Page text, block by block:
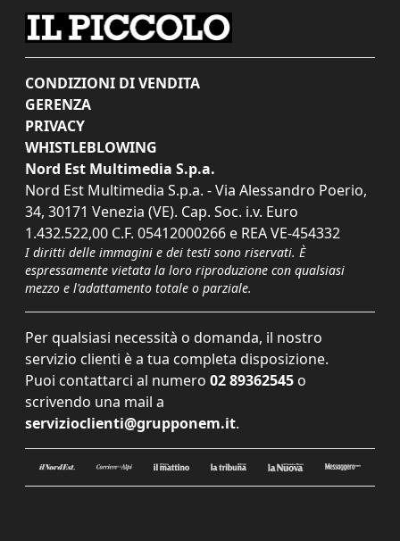
CONDIZIONI DI VENDITA
GERENZA
PRIVACY
WHISTLEBLOWING
Nord Est Multimedia S.p.a.
Nord Est Multimedia S.p.a. - Via Alessandro Poerio,
34, 30171 Venezia (VE). Cap. Soc. i.v. Euro
1.432.522,00 C.F. 05412000266 e REA VE-454332
I diritti delle immagini e dei testi sono riservati. È
espressamente vietata la loro riproduzione con qualsiasi
mezzo e l'adattamento totale o parziale.
Per qualsiasi necessità o domanda, il nostro
servizio clienti è a tua completa disposizione.
Puoi contattarci al numero 02 89362545 o
scrivendo una mail a
servizioclienti@grupponem.it.